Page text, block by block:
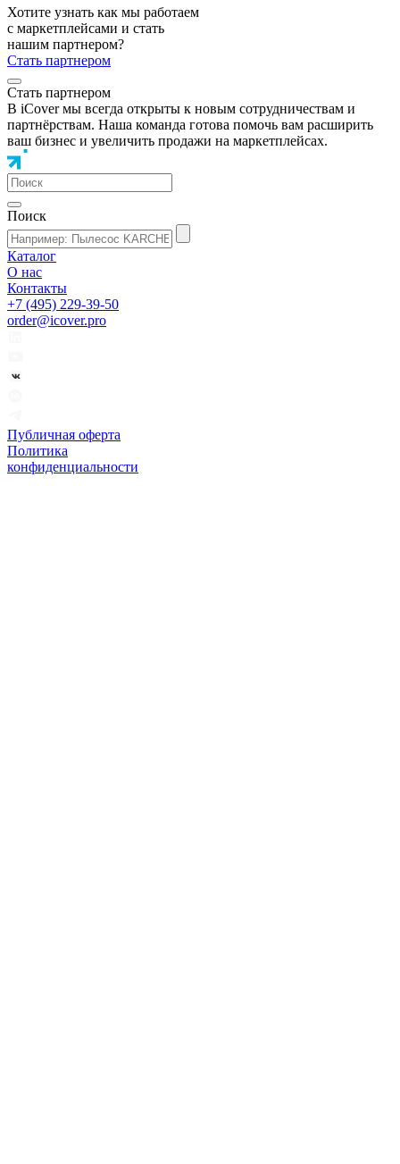
Хотите узнать как мы работаем
с маркетплейсами и стать
нашим партнером?
Стать партнером
Стать партнером
В iCover мы всегда открыты к новым сотрудничествам и
партнёрствам. Наша команда готова помочь вам расширить
ваш бизнес и увеличить продажи на маркетплейсах.
Поиск
Каталог
О нас
Контакты
+7 (495) 229-39-50
order@icover.pro
Публичная оферта
Политика
конфиденциальности